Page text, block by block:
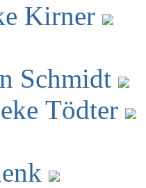
Kirner
Schmidt
Tödter